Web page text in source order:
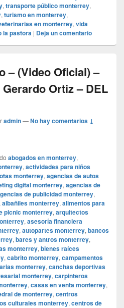
, transporte público monterrey,
, turismo en monterrey,
en monterrey, vida
la pastora | Deja un comentario
– (Video Oficial) –
Ortiz – DEL
admin—No hay comentarios ↓
abogados en monterrey,
, actividades para niños
monterrey, agencias de autos
digital monterrey, agencias de
de publicidad monterrey,
albañiles monterrey, alimentos para
picnic monterrey, arquitectos
, asesoría financiera
, autopartes monterrey, bancos
, bares y antros monterrey,
monterrey, bienes raíces
, cabrito monterrey, campamentos
monterrey, canchas deportivas
monterrey, carpinteros
, casas en venta monterrey,
de monterrey, centros
culturales monterrey, centros de